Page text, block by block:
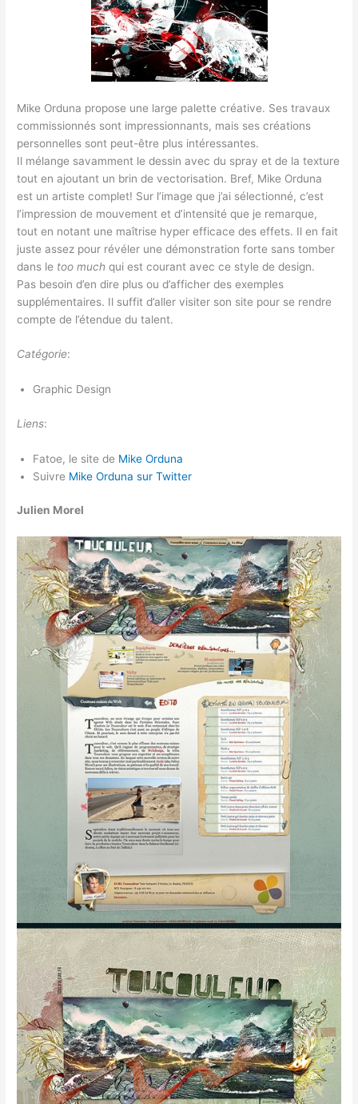
Mike Orduna propose une large palette créative. Ses travaux
commissionnés sont impressionnants, mais ses créations
personnelles sont peut-être plus intéressantes.
Il mélange savamment le dessin avec du spray et de la texture
tout en ajoutant un brin de vectorisation. Bref, Mike Orduna
est un artiste complet! Sur l’image que j’ai sélectionné, c’est
l’impression de mouvement et d’intensité que je remarque,
tout en notant une maîtrise hyper efficace des effets. Il en fait
juste assez pour révéler une démonstration forte sans tomber
dans le too much qui est courant avec ce style de design.
Pas besoin d’en dire plus ou d’afficher des exemples
supplémentaires. Il suffit d’aller visiter son site pour se rendre
compte de l’étendue du talent.
Catégorie:
Graphic Design
Liens:
Fatoe, le site de Mike Orduna
Suivre Mike Orduna sur Twitter
Julien Morel